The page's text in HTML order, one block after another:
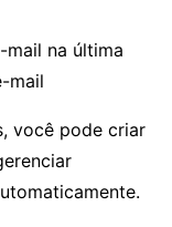
mail na última
mail
você pode criar